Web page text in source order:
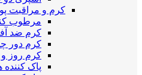
کرم و مراقبت
مرطوب
کرم ضد
کرم دور
کرم روز
پاک